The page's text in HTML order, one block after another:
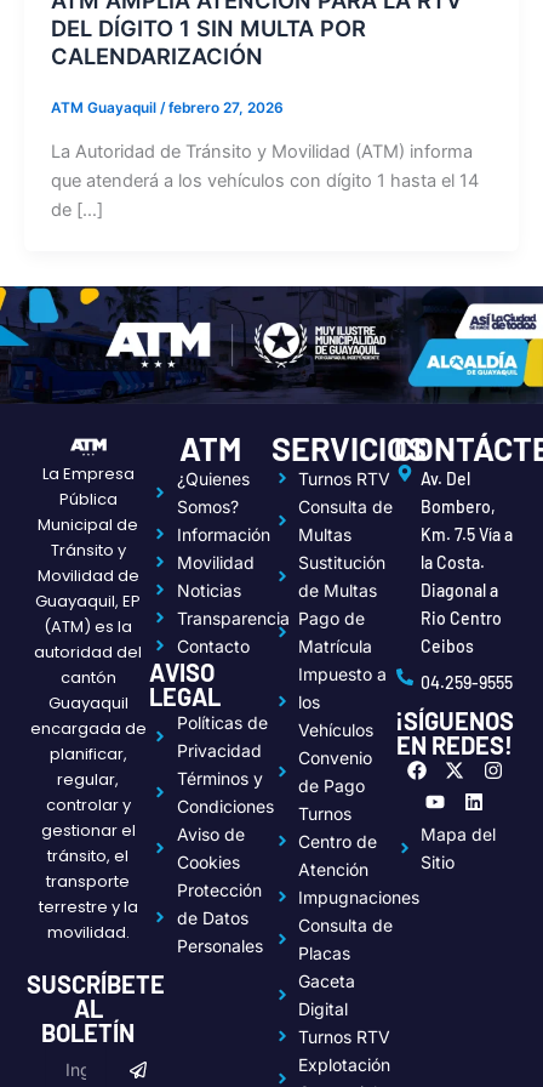
DEL DÍGITO 1 SIN MULTA POR
CALENDARIZACIÓN
ATM Guayaquil /febrero 27, 2026
La Autoridad de Tránsito y Movilidad (ATM) informa
que atenderá a los vehículos con dígito 1 hasta el 14
de […]
La Empresa
Pública
Municipal de
Tránsito y
Movilidad de
Guayaquil, EP
(ATM) es la
autoridad del
cantón
Guayaquil
encargada de
planificar,
regular,
controlar y
gestionar el
tránsito, el
transporte
terrestre y la
movilidad.
SUSCRÍBETE
AL
BOLETÍN
ATM
¿Quienes
Somos?
Información
Movilidad
Noticias
Transparencia
Contacto
AVISO
LEGAL
Políticas de
Privacidad
Términos y
Condiciones
Aviso de
Cookies
Protección
de Datos
Personales
SERVICIOS
Turnos RTV
Consulta de
Multas
Sustitución
de Multas
Pago de
Matrícula
Impuesto a
los
Vehículos
Convenio
de Pago
Turnos
Centro de
Atención
Impugnaciones
Consulta de
Placas
Gaceta
Digital
Turnos RTV
Explotación
Av. Del
Bombero,
Km. 7.5 Vía a
la Costa.
Diagonal a
Rio Centro
Ceibos
04.259-9555
¡SÍGUENOS
EN REDES!
F
a
c
e
b
o
k
X
-
i
t
I
n
t
a
Y
u
t
u
b
n
k
e
Mapa del
Sitio